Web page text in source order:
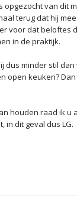
opgezocht van dit
terug dat hij
voor dat beloftes
in de praktijk.
dus minder stil
open keuken?
houden raad ik u
in dit geval dus LG.